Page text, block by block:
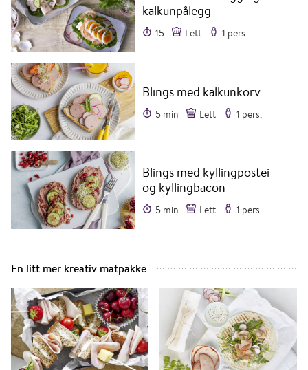
kalkunpålegg
15 Lett 1 pers.
Blings med kalkunkorv
5 min Lett 1 pers.
Blings med kyllingpostei
og kyllingbacon
5 min Lett 1 pers.
En litt mer kreativ matpakke